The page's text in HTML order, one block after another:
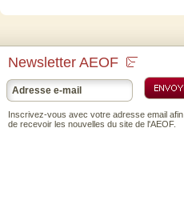
Newsletter AEOF
Inscrivez-vous avec votre adresse email afin
de recevoir les nouvelles du site de l'AEOF.